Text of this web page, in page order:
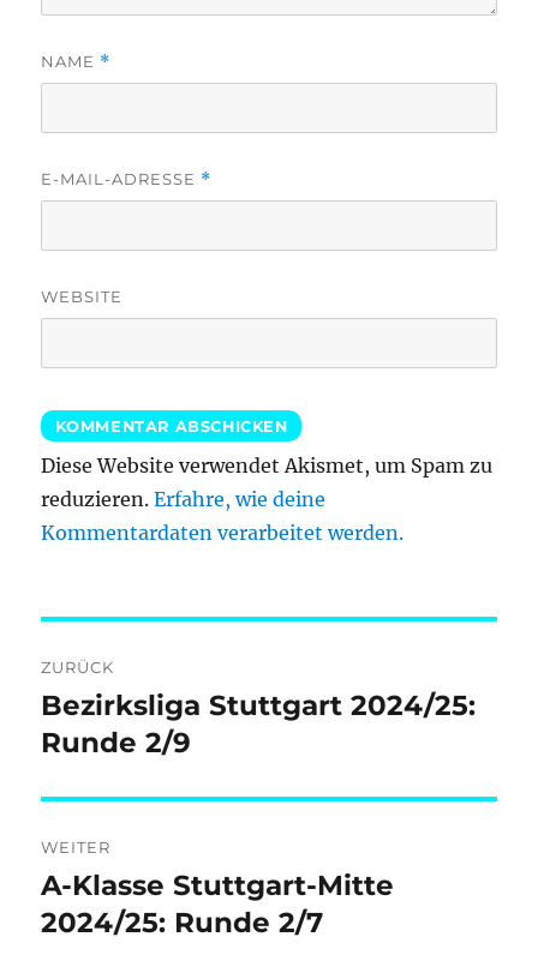
NAME *
E-MAIL-ADRESSE *
WEBSITE
Diese Website verwendet Akismet, um Spam zu
reduzieren.Erfahre, wie deine
Kommentardaten verarbeitet werden.
ZURÜCK
Vorheriger
Beitrag:
Bezirksliga Stuttgart 2024/25:
Runde 2/9
WEITER
Nächster
Beitrag:
A-Klasse Stuttgart-Mitte
2024/25: Runde 2/7